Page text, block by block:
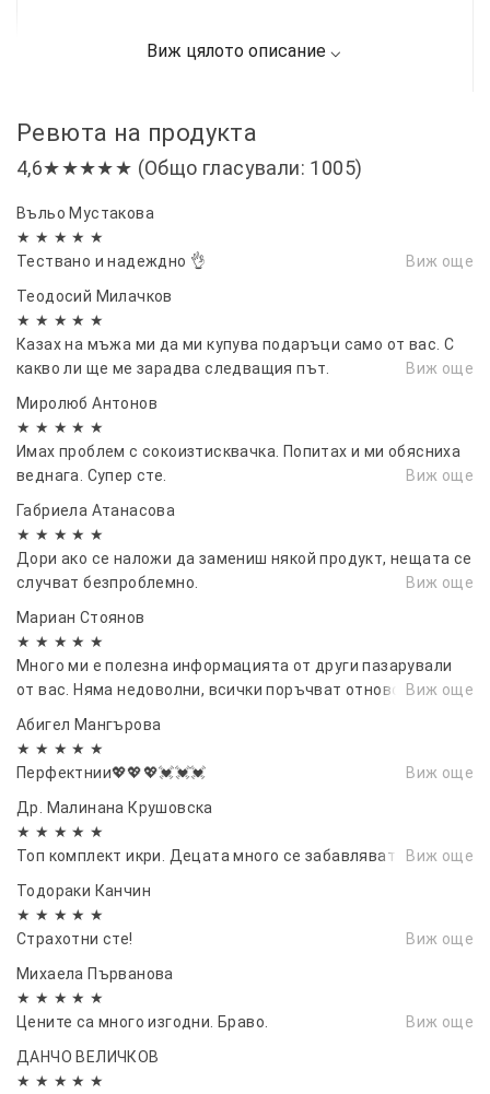
Ревюта на продукта
4,6★★★★★ (Общо гласували: 1005)
Въльо Мустакова
★ ★ ★ ★ ★
Тествано и надеждно 👌
Виж още
Теодосий Милачков
★ ★ ★ ★ ★
Казах на мъжа ми да ми купува подаръци само от вас. С
какво ли ще ме зарадва следващия път.
Виж още
Миролюб Антонов
★ ★ ★ ★ ★
Имах проблем с сокоизтисквачка. Попитах и ми обясниха
веднага. Супер сте.
Виж още
Габриела Атанасова
★ ★ ★ ★ ★
Дори ако се наложи да замениш някой продукт, нещата се
случват безпроблемно.
Виж още
Мариан Стоянов
★ ★ ★ ★ ★
Много ми е полезна информацията от други пазарували
от вас. Няма недоволни, всички поръчват отново.
Виж още
Абигел Мангърова
★ ★ ★ ★ ★
Перфектнии💖💖💖💓💓💓
Виж още
Др. Малинана Крушовска
★ ★ ★ ★ ★
Топ комплект икри. Децата много се забавляват
Виж още
Тодораки Канчин
★ ★ ★ ★ ★
Страхотни сте!
Виж още
Михаела Първанова
★ ★ ★ ★ ★
Цените са много изгодни. Браво.
Виж още
ДАНЧО ВЕЛИЧКОВ
★ ★ ★ ★ ★